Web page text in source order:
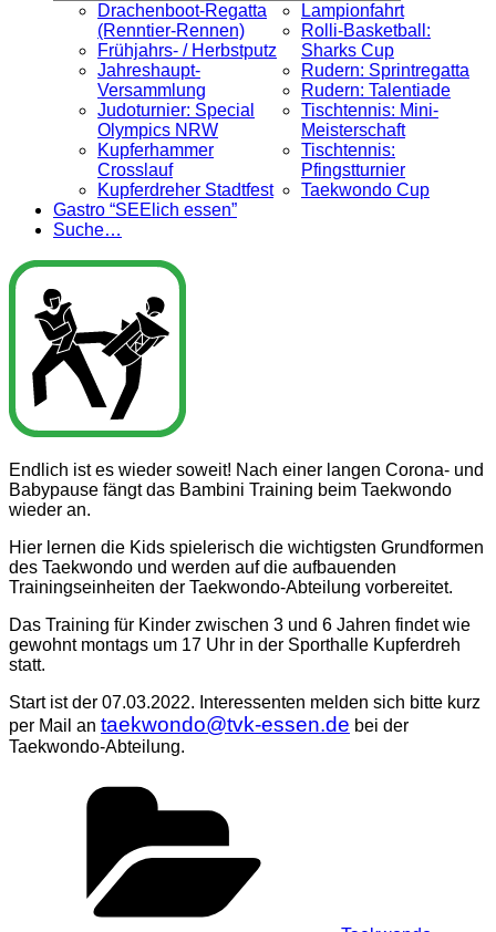
Drachenboot-Regatta
(Renntier-Rennen)
Frühjahrs- / Herbstputz
Jahreshaupt-
Versammlung
Judoturnier: Special
Olympics NRW
Kupferhammer
Crosslauf
Kupferdreher Stadtfest
Lampionfahrt
Rolli-Basketball:
Sharks Cup
Rudern: Sprintregatta
Rudern: Talentiade
Tischtennis: Mini-
Meisterschaft
Tischtennis:
Pfingstturnier
Taekwondo Cup
Gastro “SEElich essen”
Suche…
Endlich ist es wieder soweit! Nach einer langen Corona- und
Babypause fängt das Bambini Training beim Taekwondo
wieder an.
Hier lernen die Kids spielerisch die wichtigsten Grundformen
des Taekwondo und werden auf die aufbauenden
Trainingseinheiten der Taekwondo-Abteilung vorbereitet.
Das Training für Kinder zwischen 3 und 6 Jahren findet wie
gewohnt montags um 17 Uhr in der Sporthalle Kupferdreh
statt.
Start ist der 07.03.2022. Interessenten melden sich bitte kurz
per Mail an taekwondo@tvk-essen.de bei der
Taekwondo-Abteilung.